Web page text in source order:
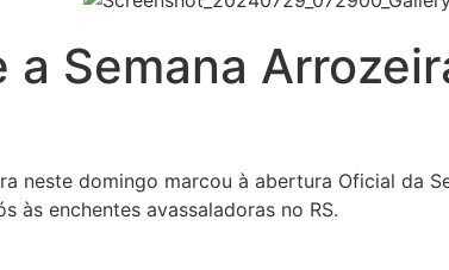
Semana
neste domingo marcou à abertura Oficial da
às enchentes avassaladoras no RS.